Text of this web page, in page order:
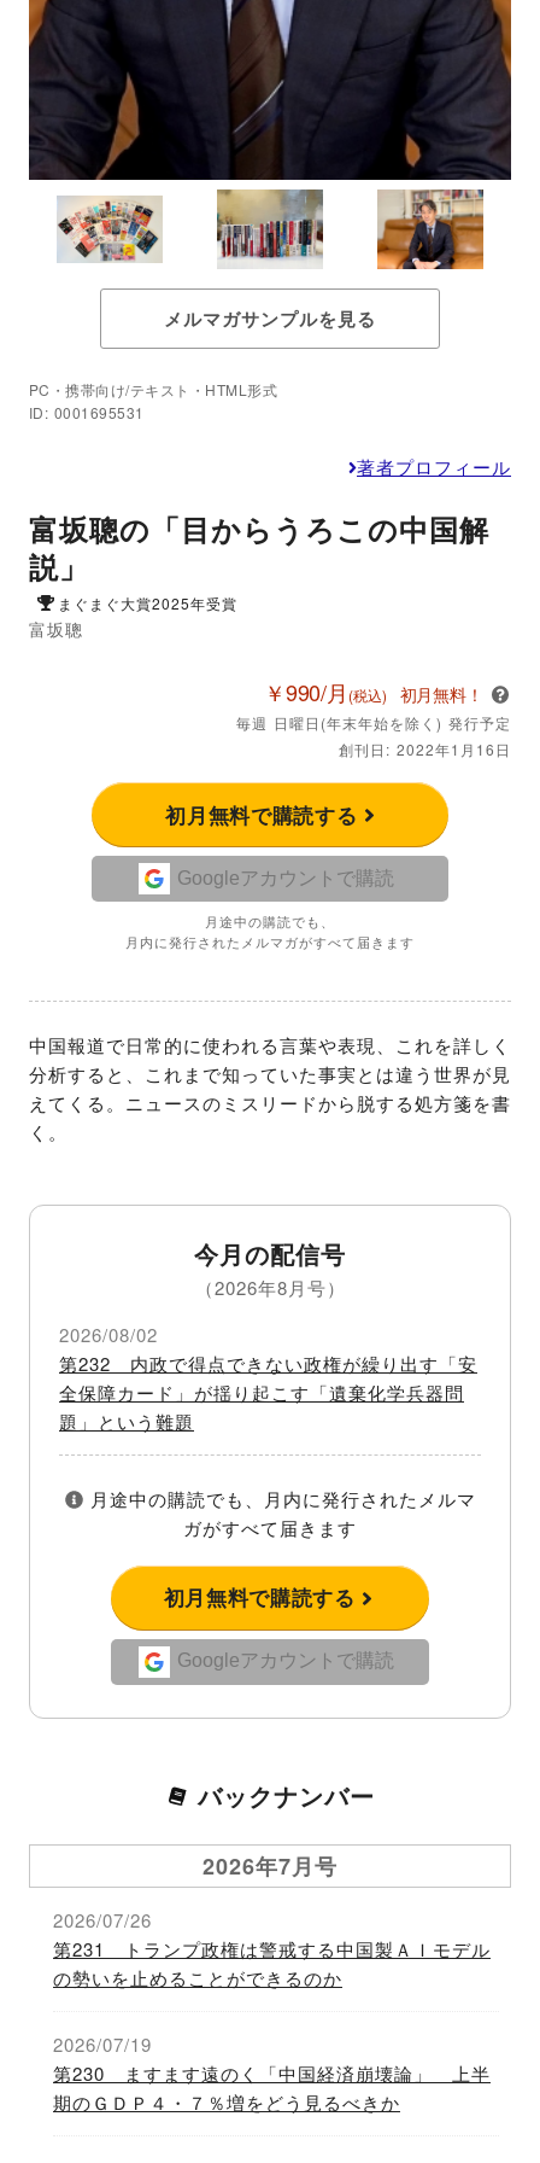
メルマガサンプルを見る
PC・携帯向け/テキスト・HTML形式
ID: 0001695531
著者プロフィール
富坂聰の「目からうろこの中国解
説」
まぐまぐ大賞2025年受賞
富坂聰
￥990/月 (税込) 初月無料！
毎週 日曜日(年末年始を除く) 発行予定
創刊日: 2022年1月16日
初月無料で購読する
Googleアカウントで購読
月途中の購読でも、
月内に発行されたメルマガがすべて届きます
中国報道で日常的に使われる言葉や表現、これを詳しく
分析すると、これまで知っていた事実とは違う世界が見
えてくる。ニュースのミスリードから脱する処方箋を書
く。
今月の配信号
（2026年8月号）
2026/08/02
第232 内政で得点できない政権が繰り出す「安
全保障カード」が揺り起こす「遺棄化学兵器問
題」という難題
月途中の購読でも、月内に発行されたメルマ
ガがすべて届きます
初月無料で購読する
Googleアカウントで購読
バックナンバー
2026年7月号
2026/07/26
第231 トランプ政権は警戒する中国製ＡＩモデル
の勢いを止めることができるのか
2026/07/19
第230 ますます遠のく「中国経済崩壊論」 上半
期のＧＤＰ４・７％増をどう見るべきか